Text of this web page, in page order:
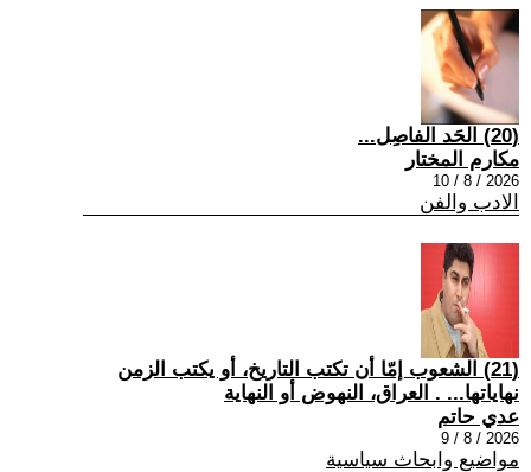
(20) الحَد الفاصِل...
مكارم المختار
2026 / 8 / 10
الادب والفن
(21) الشعوب إمّا أن تكتب التاريخ، أو يكتب الزمن
نهاياتها... . العراق، النهوض أو النهاية
عدي حاتم
2026 / 8 / 9
مواضيع وابحاث سياسية